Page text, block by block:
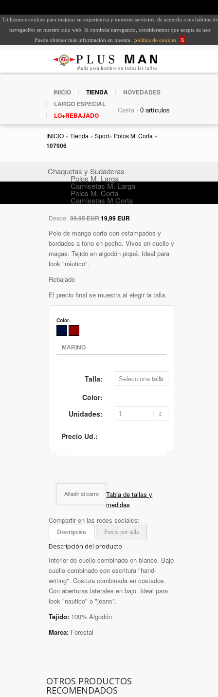
Utilizamos cookies para mejorar su experiencia y nuestros servicios, de acuerdo a tus hábitos de
navegación en nuestro sitio web. Si continúa navegando, consideramos que acepta su uso.
Puede obtener más información en nuestra
política de cookies X
INICIO TIENDA
NOVEDADES
LARGO ESPECIAL
LO+REBAJADO
Cesta -
INICIO » Tienda » Sport» Polos M. Corta »
107906
Chaquetas y Sudaderas
Polos M. Larga
Camisetas M. Larga
Polos M. Corta
Camisetas M.Corta
Desde: 39,95 EUR19,99 EUR
Polo de manga corta con estampados y
bordados a tono en pecho. Vivos en cuello y
magas. Tejido en algodón piqué. Ideal para
look "náutico".
Rebajado
El precio final se muestra al elegir la talla.
Color:
Talla:
Color:
Unidades:
Precio Ud.:
Añadir al carro
Tabla de tallas y
medidas
Compartir en las redes sociales:
Descripción Precio por talla
Descripción del producto
Interior de cuello combinado en blanco. Bajo
cuello combinado con escritura "hand-
writing". Costura combinada en costados.
Con aberturas laterales en bajo. Ideal para
look "nautico" o "jeans".
Tejido: 100% Algodón
Marca: Forestal
OTROS PRODUCTOS
RECOMENDADOS